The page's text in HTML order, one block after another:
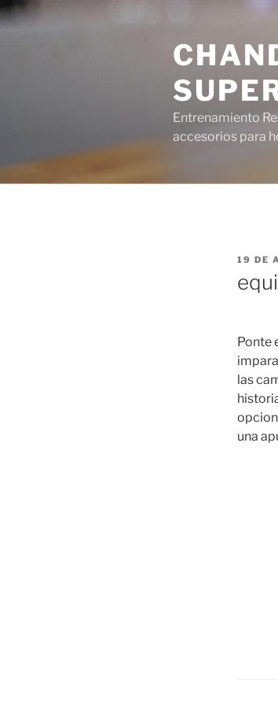
Saltar
al
Entrenamiento
accesorios para
19 DE
Ponte
las
una